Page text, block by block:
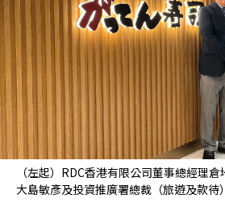
（左起）RDC香港有限公司董事總經理
大島敏彥及投資推廣署總裁（旅遊及款待